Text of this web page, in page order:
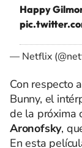
Happy
— Netflix
Con respecto
Bunny, el
de la próxima
Aronofsky,
En esta